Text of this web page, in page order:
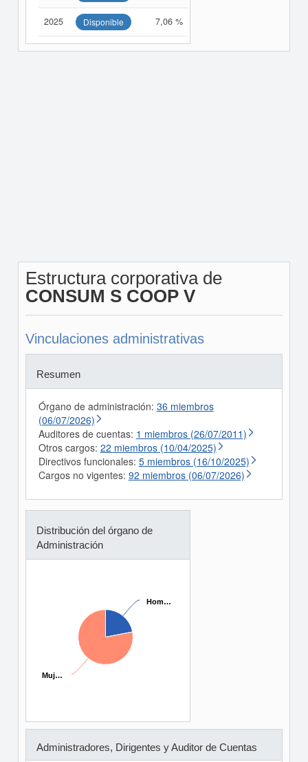
2025 Disponible 7,06 %
Estructura corporativa de
CONSUM S COOP V
Vinculaciones administrativas
Resumen
Órgano de administración: 36 miembros
(06/07/2026)
Auditores de cuentas: 1 miembros (26/07/2011)
Otros cargos: 22 miembros (10/04/2025)
Directivos funcionales: 5 miembros (16/10/2025)
Cargos no vigentes: 92 miembros (06/07/2026)
Distribución del órgano de
Administración
Hom…
Hom…
Muj…
Muj…
Administradores, Dirigentes y Auditor de Cuentas